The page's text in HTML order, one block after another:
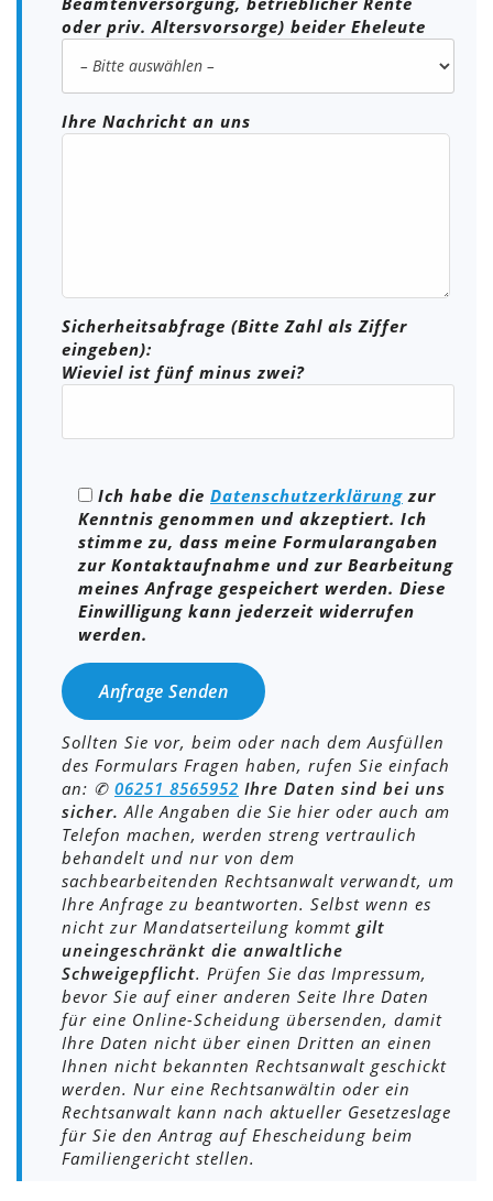
oder priv. Altersvorsorge) beider Eheleute
Ihre Nachricht an uns
Sicherheitsabfrage (Bitte Zahl als Ziffer
eingeben):
Wieviel ist fünf minus zwei?
Ich habe die Datenschutzerklärung zur
Kenntnis genommen und akzeptiert. Ich
stimme zu, dass meine Formularangaben
zur Kontaktaufnahme und zur Bearbeitung
meines Anfrage gespeichert werden. Diese
Einwilligung kann jederzeit widerrufen
werden.
Sollten Sie vor, beim oder nach dem Ausfüllen
des Formulars Fragen haben, rufen Sie einfach
an: ✆ 06251 8565952 Ihre Daten sind bei uns
sicher. Alle Angaben die Sie hier oder auch am
Telefon machen, werden streng vertraulich
behandelt und nur von dem
sachbearbeitenden Rechtsanwalt verwandt, um
Ihre Anfrage zu beantworten. Selbst wenn es
nicht zur Mandatserteilung kommt gilt
uneingeschränkt die anwaltliche
Schweigepflicht. Prüfen Sie das Impressum,
bevor Sie auf einer anderen Seite Ihre Daten
für eine Online-Scheidung übersenden, damit
Ihre Daten nicht über einen Dritten an einen
Ihnen nicht bekannten Rechtsanwalt geschickt
werden. Nur eine Rechtsanwältin oder ein
Rechtsanwalt kann nach aktueller Gesetzeslage
für Sie den Antrag auf Ehescheidung beim
Familiengericht stellen.